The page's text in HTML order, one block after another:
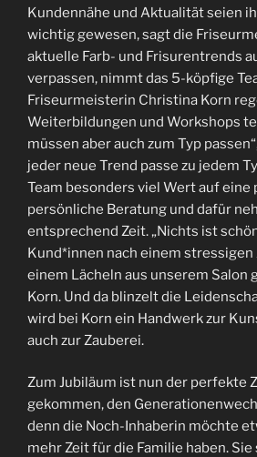
Kundennähe und Aktualität seien
wichtig gewesen, sagt die
aktuelle Farb- und Frisurentrends
verpassen, nimmt das 5-köpfige
Friseurmeisterin Christina Korn
Weiterbildungen und Workshops
müssen aber auch zum Typ
jeder neue Trend passe zu jedem
Team besonders viel Wert auf eine
persönliche Beratung und dafür
entsprechend Zeit. „Nichts ist
Kund*innen nach einem
einem Lächeln aus unserem Salon
Korn. Und da blinzelt die
wird bei Korn ein Handwerk zur
auch zur Zauberei.
Zum Jubiläum ist nun der perfekte
gekommen, den
denn die Noch-Inhaberin möchte
mehr Zeit für die Familie haben.